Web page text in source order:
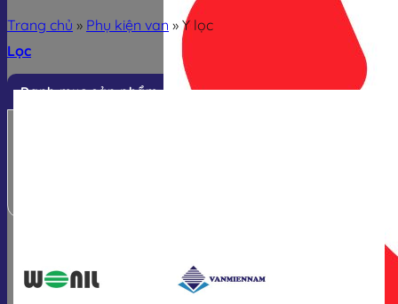
Trang chủ » Phụ kiện van » Y lọc
Lọc
Danh mục sản phẩm